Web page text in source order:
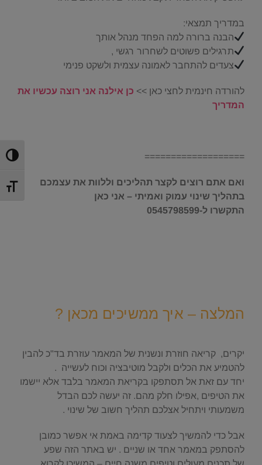
מתג
במדריך תמצאי:
הבנה ברורה למה הפחד מנהל אותך
תרגילים פשוטים לשחרור רגשי ,
צעדים להתחבר לאמונה עצמית ולשקט פנימי
להורדה חינמית לחצי כאן >> כן אילנה אני רוצה עכשיו את
המדריך
===================
ואם אתם רוצים לקצר תהליכים וללוות את עצמכם
בתהליך שינוי עמוק ואמיתי – אני כאן
התקשרו ל-0545798599
המלצה – איך ממשיכים מכאן ?
יקרים, קריאה חוזרת ונשנית של המאמר עוזרת בד"כ להבין
להטמיע את הכלים ולקבל מוטיבציה וכוח לעשייה .
יחד עם זאת אל תסתפקו בקריאת המאמר בלבד אלא יישמו
את הטיפים ,אפילו חלק מהם. זה יעשה לכם הבדל
משמעותי ויתחיל אצלכם תהליך חשוב של שינוי .
אבל כדי להמשיך לצעוד קדימה באמת אי אפשר כמובן
להסתפק במאמר אחד או שניים . יש באתר הזה שפע